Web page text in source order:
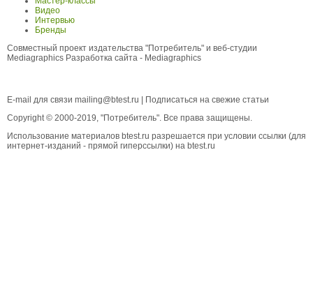
Видео
Интервью
Бренды
Совместный проект издательства "Потребитель" и веб-студии
Mediagraphics Разработка сайта - Mediagraphics
E-mail для связи mailing@btest.ru
Подписаться на свежие статьи
Copyright © 2000-2019, "Потребитель". Все права защищены.
Использование материалов btest.ru разрешается при условии ссылки (для
интернет-изданий - прямой гиперссылки) на btest.ru